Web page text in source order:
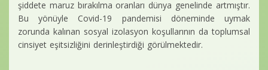
şiddete maruz bırakılma oranları dünya genelinde artmıştır.
Bu yönüyle Covid-19 pandemisi döneminde uymak
zorunda kalınan sosyal izolasyon koşullarının da toplumsal
cinsiyet eşitsizliğini derinleştirdiği görülmektedir.